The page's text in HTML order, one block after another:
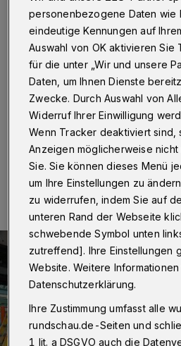
Wuppertal· An der
der Bahnsteig in Fahrtrichtung
22. Oktober 2023 gesperrt. Die
elektrotechnische Anlage und
Bodenbelag in der unteren
die Haltestellenbeleuchtung
12.10.2023 , 12:14 Uhr Eine
personenbezogene Daten wie
eindeutige Kennungen auf
Auswahl von OK aktivieren
für die unter „Wir und unsere
Daten, um Ihnen Dienste
Zwecke. Durch Auswahl von
Widerruf Ihrer Einwilligung
Wenn Tracker deaktiviert sind,
Anzeigen möglicherweise
Sie. Sie können dieses Menü
um Ihre Einstellungen zu
zu widerrufen, indem Sie auf
unteren Rand der Webseite
schwebende Symbol unten
zutreffend]. Ihre Einstellungen
Website. Weitere
Datenschutzerklärung.
Ihre Zustimmung umfasst alle
rundschau.de-Seiten und
1 lit. a DSGVO auch die